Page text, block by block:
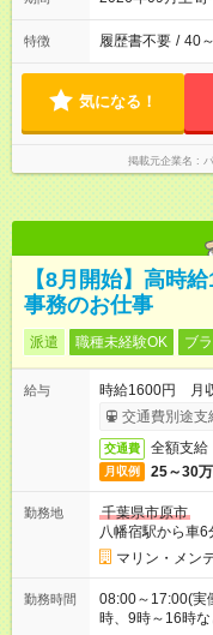
特徴 履歴書不要 / 40
気になる！
掲載元企業名
【8月開始】高時
事務のお仕事
派遣 職種未経験OK ブ
給与
時給1600円 月
交通費別途支
交通費 全額支給
月収例 25～30
勤務地
千葉県市原市
八幡宿駅から車6
マリン・メン
勤務時間
08:00～17:00(
時、9時～16時